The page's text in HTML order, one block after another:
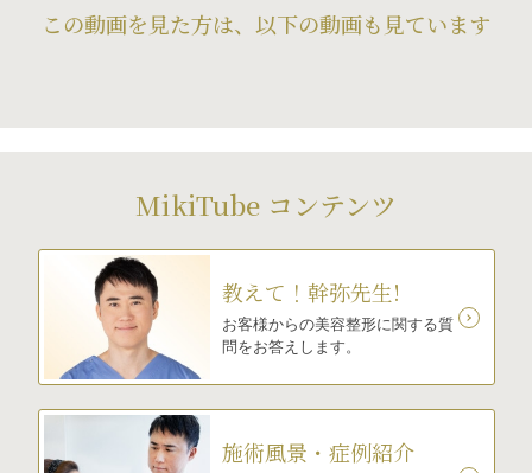
この動画を見た方は、以下の動画も見ています
MikiTube コンテンツ
教えて！幹弥先生!
お客様からの美容整形に関する質
問をお答えします。
施術風景・症例紹介